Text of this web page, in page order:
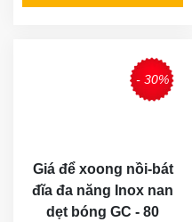
- 30%
Giá để xoong nồi-bát
đĩa đa năng Inox nan
dẹt bóng GC - 80